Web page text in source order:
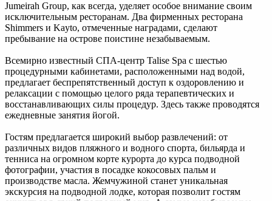
Jumeirah Group, как всегда, уделяет особое внимание своим
исключительным ресторанам. Два фирменных ресторана
Shimmers и Kayto, отмеченные наградами, сделают
пребывание на острове поистине незабываемым.
Всемирно известный СПА-центр Talise Spa с шестью
процедурными кабинетами, расположенными над водой,
предлагает беспрепятственный доступ к оздоровлению и
релаксации с помощью целого ряда терапевтических и
восстанавливающих силы процедур. Здесь также проводятся
ежедневные занятия йогой.
Гостям предлагается широкий выбор развлечений: от
различных видов пляжного и водного спорта, бильярда и
тенниса на огромном корте курорта до курса подводной
фотографии, участия в посадке кокосовых пальм и
производстве масла. Жемчужиной станет уникальная
экскурсия на подводной лодке, которая позволит гостям